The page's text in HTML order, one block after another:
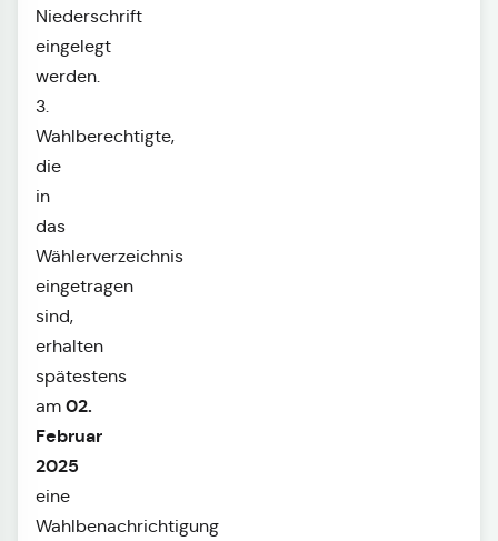
Niederschrift
eingelegt
werden.
3.
Wahlberechtigte,
die
in
das
Wählerverzeichnis
eingetragen
sind,
erhalten
spätestens
am 02.
Februar
2025
eine
Wahlbenachrichtigung